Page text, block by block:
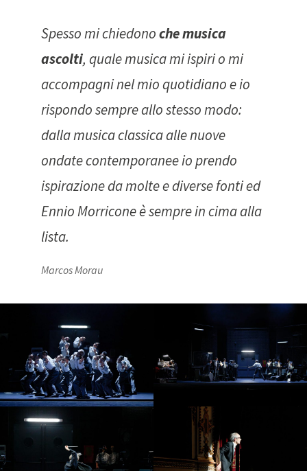
Spesso mi chiedonoche musica
ascolti, quale musica mi ispiri o mi
accompagni nel mio quotidiano e io
rispondo sempre allo stesso modo:
dalla musica classica alle nuove
ondate contemporanee io prendo
ispirazione da molte e diverse fonti ed
Ennio Morricone è sempre in cima alla
lista.
Marcos Morau